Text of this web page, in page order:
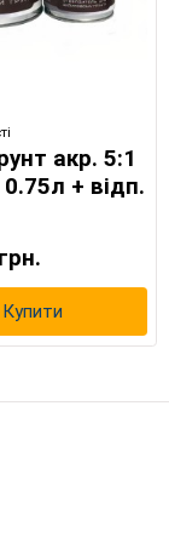
акр. 5:1
+ відп.
Купити